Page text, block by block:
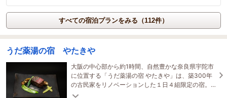
すべての宿泊プランをみる（112件）
うだ薬湯の宿 やたきや
大阪の中心部から約1時間、自然豊かな奈良県宇陀市
に位置する「うだ薬湯の宿 やたきや」は、築300年
の古民家をリノベーションした１日４組限定の宿。
是非、大切な方と癒しのお時間をお過ごし下さいま